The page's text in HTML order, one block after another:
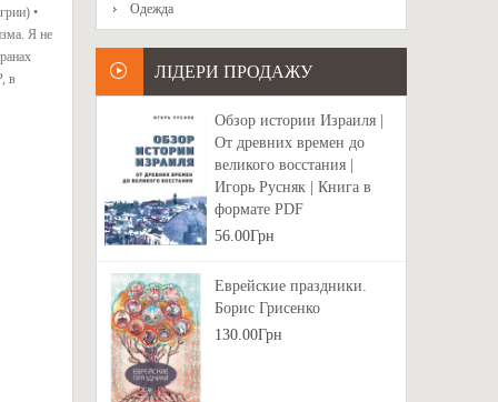
•
Я не
в
Одежда
ЛІДЕРИ ПРОДАЖУ
Обзор истории Израиля |
От древних времен до
великого восстания |
Игорь Русняк | Книга в
формате PDF
56.00Грн
Еврейские праздники.
Борис Грисенко
130.00Грн